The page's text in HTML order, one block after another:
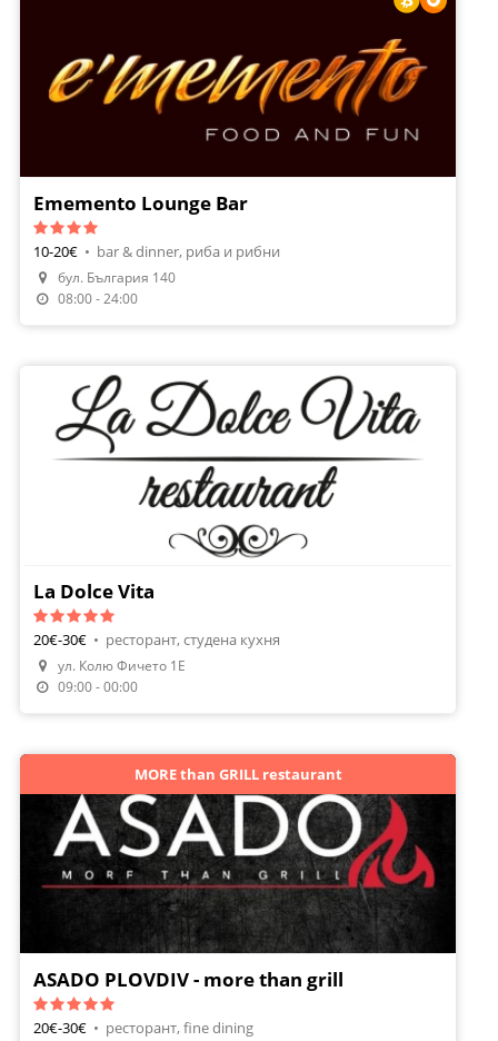
Направи Резервация
Ememento Lounge Bar
10-20€ • bar & dinner, риба и рибни
бул. България 140
08:00 - 24:00
La Dolce Vita
20€-30€ • ресторант, студена кухня
ул. Колю Фичето 1Е
09:00 - 00:00
MORE than GRILL restaurant
ASADO PLOVDIV - more than grill
20€-30€ • ресторант, fine dining